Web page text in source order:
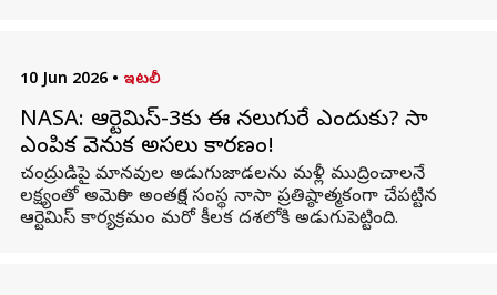
10 Jun 2026 • ఇటలీ
NASA: ఆర్టెమిస్-3కు ఈ నలుగురే ఎందుకు? నాసా
ఎంపిక వెనుక అసలు కారణం!
చంద్రుడిపై మానవుల అడుగుజాడలను మళ్లీ ముద్రించాలనే
లక్ష్యంతో అమెరికా అంతరిక్ష సంస్థ నాసా ప్రతిష్ఠాత్మకంగా చేపట్టిన
ఆర్టెమిస్ కార్యక్రమం మరో కీలక దశలోకి అడుగుపెట్టింది.